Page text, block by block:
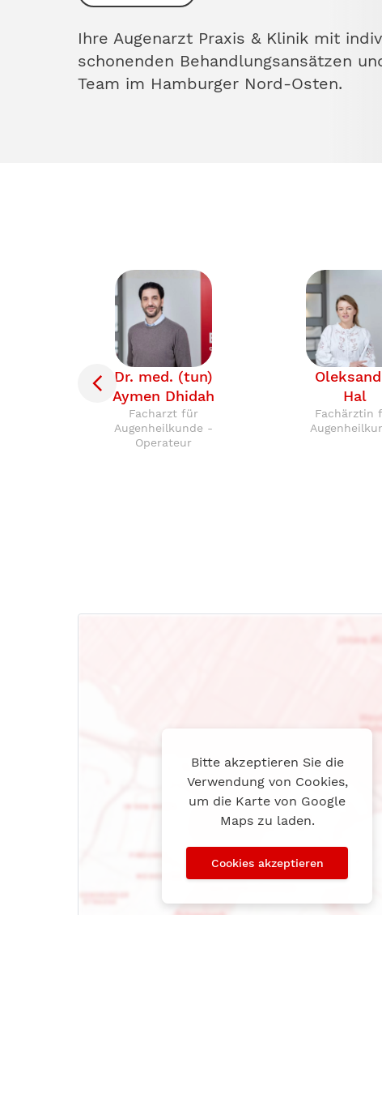
Ihre Augenarzt Praxis & Klinik mit
schonenden Behandlungsansätzen
Team im Hamburger Nord-Osten.
Dr. med. (tun)
Aymen Dhidah
Facharzt für
Augenheilkunde -
Operateur
Hal
Fachärztin
Bitte akzeptieren Sie die
Verwendung von Cookies,
um die Karte von Google
Maps zu laden.
Cookies akzeptieren